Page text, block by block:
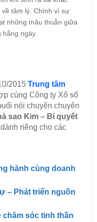
tâm lý. Chính vì sự
những mâu thuẫn giữa
ngày.
2015 Trung tâm
cùng Công ty Xổ số
nói chuyện chuyên
sao Kim – Bí quyết
dành riêng cho các
hành cùng doanh
– Phát triển nguồn
chăm sóc tinh thần